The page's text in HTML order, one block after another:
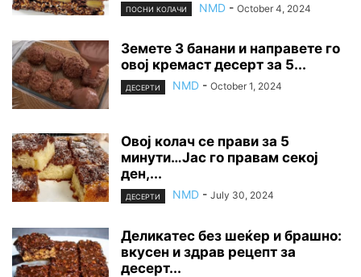
ПОСНИ КОЛАЧИ NMD - October 4, 2024
Земете 3 банани и направете го
овој кремаст десерт за 5...
ДЕСЕРТИ NMD - October 1, 2024
Овој колач се прави за 5
минути…Јас го правам секој
ден,...
ДЕСЕРТИ NMD - July 30, 2024
Деликатес без шеќер и брашно:
вкусен и здрав рецепт за
десерт...